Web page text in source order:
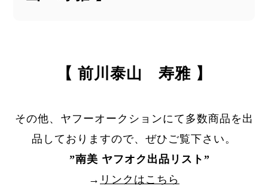
【 前川泰山 寿雅 】
その他、ヤフーオークションにて多数商品を出
品しておりますので、ぜひご覧下さい。
”南美 ヤフオク出品リスト ”
→ リンクはこちら